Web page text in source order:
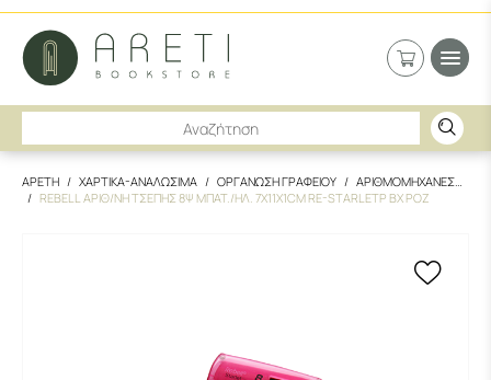
ΑΡΕΤΗ ΧΑΡΤΙΚΑ-ΑΝΑΛΩΣΙΜΑ ΟΡΓΑΝΩΣΗ ΓΡΑΦΕΙΟΥ
ΑΡΙΘΜΟΜΗΧΑΝΕΣ
REBELL ΑΡΙΘ/ΝΗ ΤΣΕΠΗΣ 8Ψ ΜΠΑΤ./ΗΛ. 7X11X1CM RE-STARLETP BX ΡΟΖ